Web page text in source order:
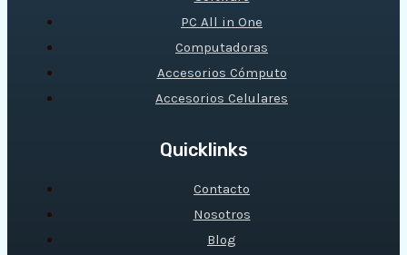
PC All in One
Computadoras
Accesorios Cómputo
Accesorios Celulares
Quicklinks
Contacto
Nosotros
Blog